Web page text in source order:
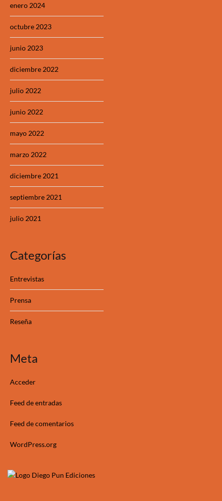
enero 2024
octubre 2023
junio 2023
diciembre 2022
julio 2022
junio 2022
mayo 2022
marzo 2022
diciembre 2021
septiembre 2021
julio 2021
Categorías
Entrevistas
Prensa
Reseña
Meta
Acceder
Feed de entradas
Feed de comentarios
WordPress.org